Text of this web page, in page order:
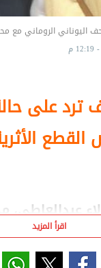
اليوناني الروماني مع
ترد على
عبدالعاطي،
أن
داخل المتحف
اقرأ المزيد